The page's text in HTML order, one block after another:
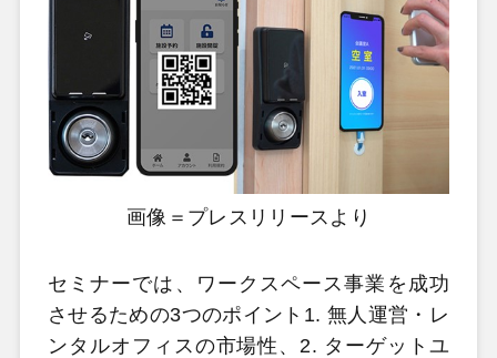
画像＝プレスリリースより
セミナーでは、ワークスペース事業を成功
させるための3つのポイント1. 無人運営・レ
ンタルオフィスの市場性、2. ターゲットユ